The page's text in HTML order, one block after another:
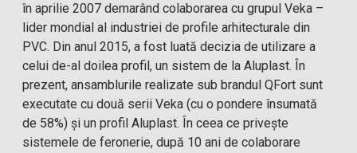
în aprilie 2007 demarând colaborarea cu grupul Veka –
lider mondial al industriei de profile arhitecturale din
PVC. Din anul 2015, a fost luată decizia de utilizare a
celui de-al doilea profil, un sistem de la Aluplast. În
prezent, ansamblurile realizate sub brandul QFort sunt
executate cu două serii Veka (cu o pondere însumată
de 58%) şi un profil Aluplast. În ceea ce priveşte
sistemele de feronerie, după 10 ani de colaborare